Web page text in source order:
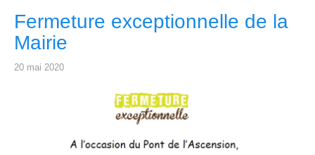
Fermeture exceptionnelle de la
Mairie
20 mai 2020